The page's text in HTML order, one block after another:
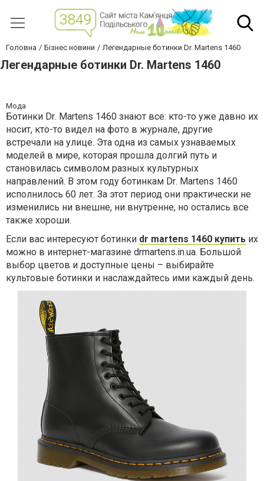
Головна Бізнес новини Легендарные ботинки Dr. Martens 1460
Легендарные ботинки Dr. Martens 1460
Мода
Ботинки Dr. Martens 1460 знают все: кто-то уже давно их
носит, кто-то видел на фото в журнале, другие
встречали на улице. Эта одна из самых узнаваемых
моделей в мире, которая прошла долгий путь и
становилась символом разных культурных
направлений. В этом году ботинкам Dr. Martens 1460
исполнилось 60 лет. За этот период они практически не
изменились ни внешне, ни внутренне, но остались все
также хороши.
Если вас интересуют ботинки dr martens 1460 купить их
можно в интернет-магазине drmartens.in.ua. Большой
выбор цветов и доступные цены – выбирайте
культовые ботинки и наслаждайтесь ими каждый день.